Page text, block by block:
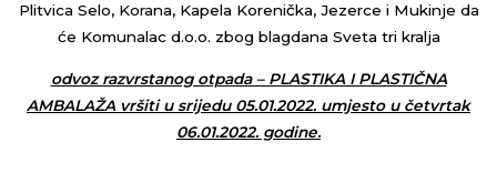
Plitvica Selo, Korana, Kapela Korenička, Jezerce i Mukinje da
će Komunalac d.o.o. zbog blagdana Sveta tri kralja
odvoz razvrstanog otpada – PLASTIKA I PLASTIČNA
AMBALAŽA vršiti u srijedu 05.01.2022. umjesto u četvrtak
06.01.2022. godine.